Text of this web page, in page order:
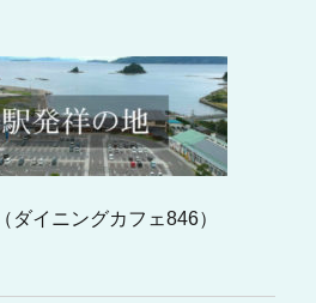
ダイニングカフェ846）